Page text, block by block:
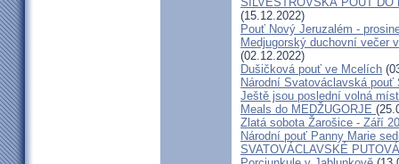
(15.12.2022)
Pouť Nový Jeruzalém -
Medjugorský duchovní večer
(02.12.2022)
Dušičková pouť ve Mcelích
Národní Svatováclavská pouť
Ještě jsou poslední volná
Meals do MEDŽUGORJE
Zlatá sobota Žarošice - Září
Národní pouť Panny Marie
SVATOVÁCLAVSKÉ